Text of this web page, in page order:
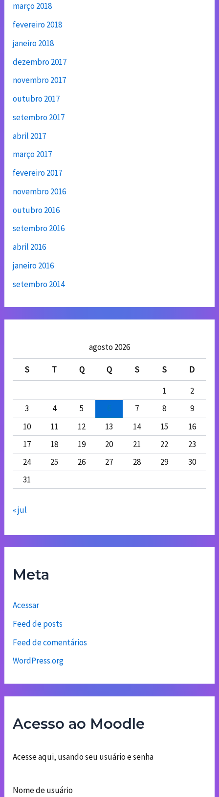
março 2018
fevereiro 2018
janeiro 2018
dezembro 2017
novembro 2017
outubro 2017
setembro 2017
abril 2017
março 2017
fevereiro 2017
novembro 2016
outubro 2016
setembro 2016
abril 2016
janeiro 2016
setembro 2014
agosto 2026
S T Q Q S S
D
1
2
3
4 5 7 8
9
10
11 12 13 14 15
16
17
18 19 20 21 22
23
24
25 26 27 28 29
30
31
« jul
Meta
Acessar
Feed de posts
Feed de comentários
WordPress.org
Acesso ao Moodle
Acesse aqui, usando seu usuário e senha
Nome de usuário